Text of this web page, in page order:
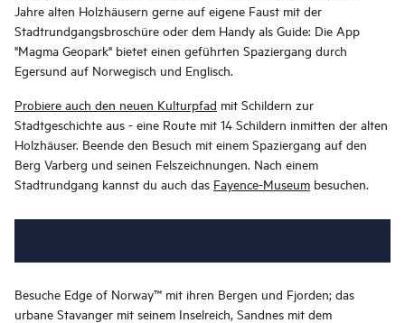
Jahre alten Holzhäusern gerne auf eigene Faust mit der
Stadtrundgangsbroschüre oder dem Handy als Guide: Die App
"Magma Geopark" bietet einen geführten Spaziergang durch
Egersund auf Norwegisch und Englisch.
Probiere auch den neuen Kulturpfad mit Schildern zur
Stadtgeschichte aus - eine Route mit 14 Schildern inmitten der alten
Holzhäuser. Beende den Besuch mit einem Spaziergang auf den
Berg Varberg und seinen Felszeichnungen. Nach einem
Stadtrundgang kannst du auch das Fayence-Museum besuchen.
Besuche Edge of Norway™ mit ihren Bergen und Fjorden; das
urbane Stavanger mit seinem Inselreich, Sandnes mit dem